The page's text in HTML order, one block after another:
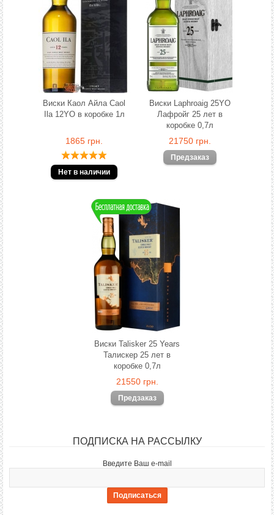
Виски Каол Айла Caol
Ila 12YO в коробке 1л
1865 грн.
Виски Laphroaig 25YO
Лафройг 25 лет в
коробке 0,7л
21750 грн.
Виски Talisker 25 Years
Талискер 25 лет в
коробке 0,7л
21550 грн.
ПОДПИСКА НА РАССЫЛКУ
Введите Ваш e-mail